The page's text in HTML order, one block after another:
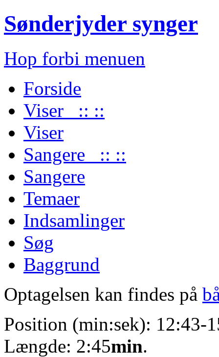
Sønderjyder synger
Hop forbi menuen
Forside
Viser :: ::
Viser
Sangere :: ::
Sangere
Temaer
Indsamlinger
Søg
Baggrund
Optagelsen kan findes på
Position (min:sek): 12:43-
Længde: 2:45min.